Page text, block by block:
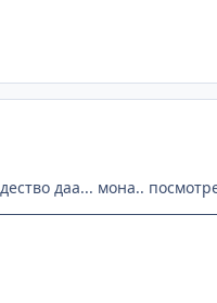
даа... мона..